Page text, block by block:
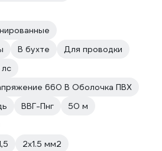
В бухте
Для проводки
лс
660 В Оболочка ПВХ
ВВГ-Пнг
50 м
2х1.5 мм2